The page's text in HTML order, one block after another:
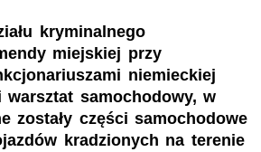
kryminalnego
miejskiej przy
niemieckiej
samochodowy, w
zostały części samochodowe
kradzionych na terenie